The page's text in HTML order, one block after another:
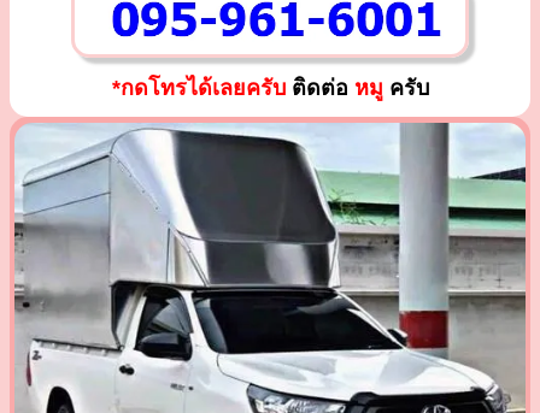
*กดโทรได้เลยครับติดต่อ หมู ครับ